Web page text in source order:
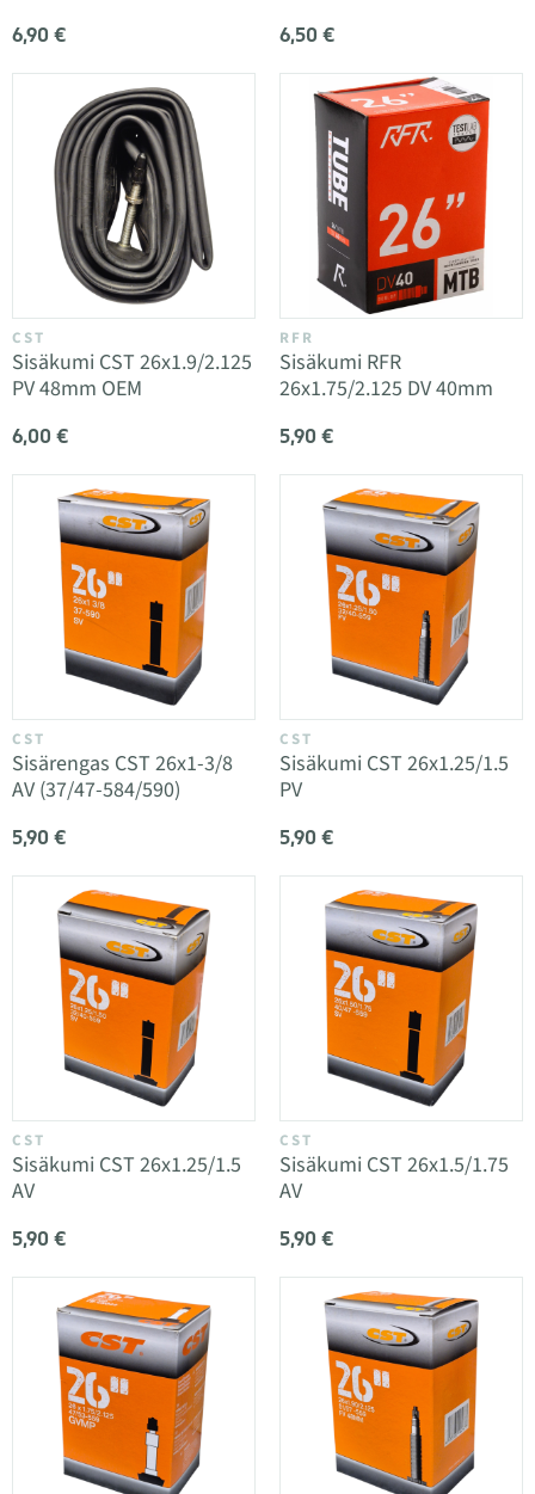
6,90 € 6,50 €
CST
Sisäkumi CST 26x1.9/2.125
PV 48mm OEM
6,00 €
RFR
Sisäkumi RFR
26x1.75/2.125 DV 40mm
5,90 €
CST
Sisärengas CST 26x1-3/8
AV (37/47-584/590)
5,90 €
CST
Sisäkumi CST 26x1.25/1.5
PV
5,90 €
CST
Sisäkumi CST 26x1.25/1.5
AV
5,90 €
CST
Sisäkumi CST 26x1.5/1.75
AV
5,90 €